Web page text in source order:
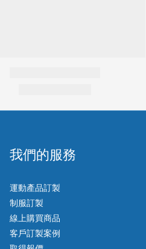
我們的服務
運動產品訂製
制服訂製
線上購買商品
客戶訂製案例